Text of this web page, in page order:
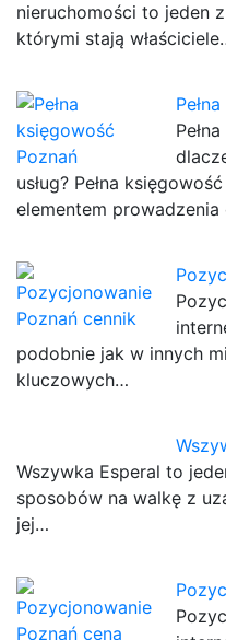
nieruchomości to jeden
którymi stają
usług? Pełna
elementem prowadzenia
podobnie jak w innych
kluczowych…
Wszywka Esperal to
sposobów na walkę z
jej…